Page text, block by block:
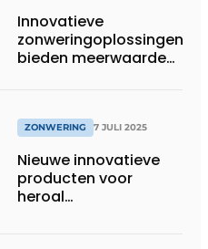
Innovatieve
zonweringoplossingen
bieden meerwaarde
ZONWERING 7 JULI 2025
Nieuwe innovatieve
producten voor
heroal